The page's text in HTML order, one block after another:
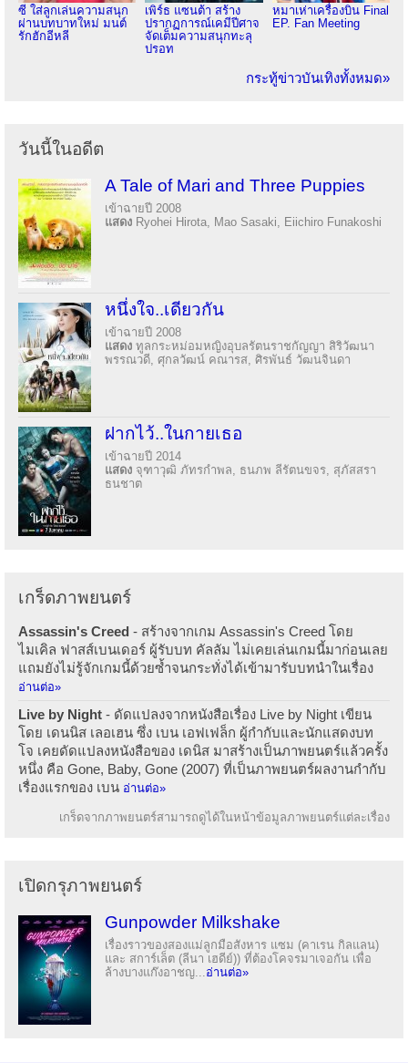
ซี ใส่ลูกเล่นความสนุก
ผ่านบทบาทใหม่ มนต์
รักฮักอีหลี
เพิร์ธ แซนต้า สร้าง
ปรากฏการณ์เคมีปีศาจ
จัดเต็มความสนุกทะลุ
ปรอท
หมาเห่าเครื่องบิน Final
EP. Fan Meeting
กระทู้ข่าวบันเทิงทั้งหมด»
วันนี้ในอดีต
A Tale of Mari and Three Puppies
เข้าฉายปี 2008
แสดง Ryohei Hirota, Mao Sasaki, Eiichiro Funakoshi
หนึ่งใจ..เดียวกัน
เข้าฉายปี 2008
แสดง ทูลกระหม่อมหญิงอุบลรัตนราชกัญญา สิริวัฒนา
พรรณวดี, ศุกลวัฒน์ คณารส, ศิรพันธ์ วัฒนจินดา
ฝากไว้..ในกายเธอ
เข้าฉายปี 2014
แสดง จุฑาวุฒิ ภัทรกำพล, ธนภพ ลีรัตนขจร, สุภัสสรา
ธนชาต
เกร็ดภาพยนตร์
Assassin's Creed - สร้างจากเกม Assassin's Creed โดย
ไมเคิล ฟาสส์เบนเดอร์ ผู้รับบท คัลลัม ไม่เคยเล่นเกมนี้มาก่อนเลย
แถมยังไม่รู้จักเกมนี้ด้วยซ้ำจนกระทั่งได้เข้ามารับบทนำในเรื่อง
อ่านต่อ»
Live by Night - ดัดแปลงจากหนังสือเรื่อง Live by Night เขียน
โดย เดนนิส เลอเฮน ซึ่ง เบน เอฟเฟล็ก ผู้กำกับและนักแสดงบท
โจ เคยดัดแปลงหนังสือของ เดนิส มาสร้างเป็นภาพยนตร์แล้วครั้ง
หนึ่ง คือ Gone, Baby, Gone (2007) ที่เป็นภาพยนตร์ผลงานกำกับ
เรื่องแรกของ เบน อ่านต่อ»
เกร็ดจากภาพยนตร์สามารถดูได้ในหน้าข้อมูลภาพยนตร์แต่ละเรื่อง
เปิดกรุภาพยนตร์
Gunpowder Milkshake
เรื่องราวของสองแม่ลูกมือสังหาร แซม (คาเรน กิลแลน)
และ สการ์เล็ต (ลีนา เฮดีย์)) ที่ต้องโคจรมาเจอกัน เพื่อ
ล้างบางแก๊งอาชญ... อ่านต่อ»